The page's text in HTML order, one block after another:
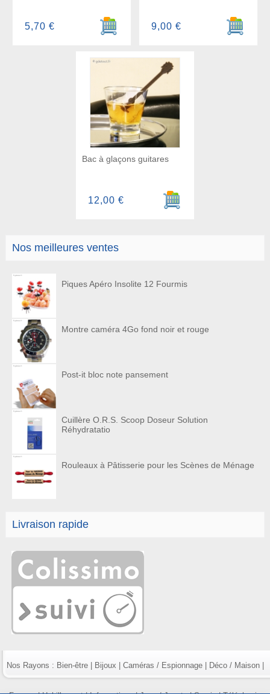
Nos meilleures ventes
Piques Apéro Insolite 12 Fourmis
Montre caméra 4Go fond noir et rouge
Post-it bloc note pansement
Cuillère O.R.S. Scoop Doseur Solution
Réhydratatio
Rouleaux à Pâtisserie pour les Scènes de Ménage
Livraison rapide
Ajouter au panier
5,70 €
Ajouter
9,00 €
Bac à glaçons guitares
Ajouter au panier
12,00 €
Nos Rayons : Bien-être| Bijoux Caméras / Espionnage| Déco / Maison|